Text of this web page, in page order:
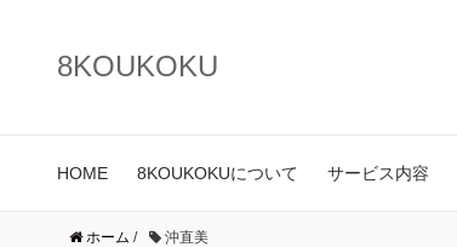
8KOUKOKU
HOME 8KOUKOKUについて サービス内容
ホーム / 沖直美